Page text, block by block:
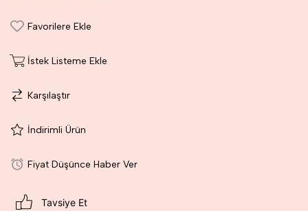
Favorilere Ekle
İstek Listeme Ekle
Karşılaştır
İndirimli Ürün
Fiyat Düşünce Haber Ver
Tavsiye Et